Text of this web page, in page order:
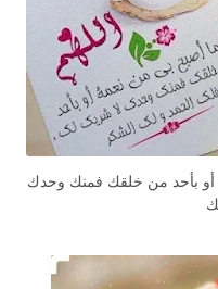
أو بأحد من خلقك فمنك وحدك